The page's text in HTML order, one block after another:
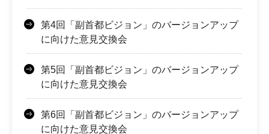
第4回「副首都ビジョン」のバージョンアップ
に向けた意見交換会
第5回「副首都ビジョン」のバージョンアップ
に向けた意見交換会
第6回「副首都ビジョン」のバージョンアップ
に向けた意見交換会